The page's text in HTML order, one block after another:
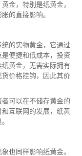
金，特别是纸黄金，
的直接影响。
的实物黄金，它通过
便捷和低成本，投资
黄金，无需实际拥有
价格挂钩，因此其价
可以在不储存黄金的
互联网的发展，纸黄
也同样影响纸黄金。